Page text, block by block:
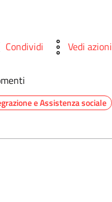
Condividi Vedi azioni
e Assistenza sociale